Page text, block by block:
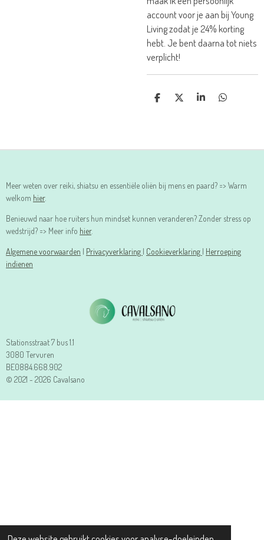
account voor je aan bij Young
Living zodat je 24% korting
hebt. Je bent daarna tot niets
verplicht!
D
D
S
D
Meer weten over reiki, shiatsu en essentiële oliën bij mens en paard? => Warm
welkom hier.
Benieuwd naar hoe ruiters hun mindset kunnen veranderen? Zonder stress op
wedstrijd? => Meer info hier.
Algemene voorwaarden | Privacyverklaring | Cookieverklaring | Herroeping
indienen
Stationsstraat 7 bus 1.1
3080 Tervuren
BE0884.668.902
© 2021 - 2026 Cavalsano